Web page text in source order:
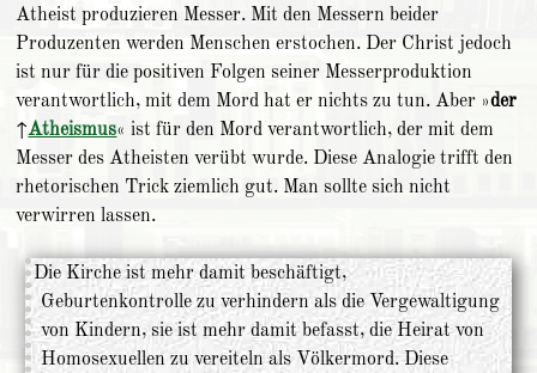
Atheist produzieren Messer. Mit den Messern beider
Produzenten werden Menschen erstochen. Der Christ jedoch
ist nur für die positiven Folgen seiner Messerproduktion
verantwortlich, mit dem Mord hat er nichts zu tun. Aber »der
↑Atheismus« ist für den Mord verantwortlich, der mit dem
Messer des Atheisten verübt wurde. Diese Analogie trifft den
rhetorischen Trick ziemlich gut. Man sollte sich nicht
verwirren lassen.
Die Kirche ist mehr damit beschäftigt,
Geburtenkontrolle zu verhindern als die Vergewaltigung
von Kindern, sie ist mehr damit befasst, die Heirat von
Homosexuellen zu vereiteln als Völkermord. Diese